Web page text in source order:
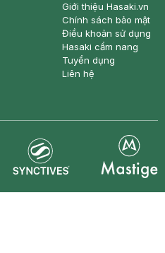
Giới thiệu Hasaki.vn
Chính sách bảo mật
Điều khoản sử dụng
Hasaki cẩm nang
Tuyển dụng
Liên hệ